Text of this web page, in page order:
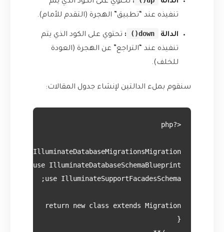
الدالة : تحتوي على الكود الذي يتم
تنفيذه عند “تطبيق” الهجرة (التقدم للأمام).
الدالة down()
: تحتوي على الكود الذي يتم
تنفيذه عند “التراجع” عن الهجرة (العودة
للخلف).
سنقوم بملء الدالتين لإنشاء جدول المقالات: